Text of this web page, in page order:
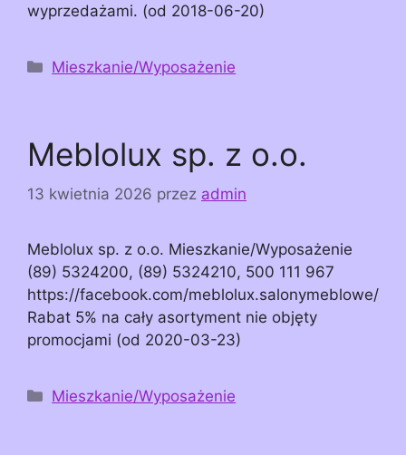
wyprzedażami. (od 2018-06-20)
Kategorie
Mieszkanie/Wyposażenie
Meblolux sp. z o.o.
13 kwietnia 2026 przez admin
Meblolux sp. z o.o. Mieszkanie/Wyposażenie
(89) 5324200, (89) 5324210, 500 111 967
https://facebook.com/meblolux.salonymeblowe/
Rabat 5% na cały asortyment nie objęty
promocjami (od 2020-03-23)
Kategorie
Mieszkanie/Wyposażenie